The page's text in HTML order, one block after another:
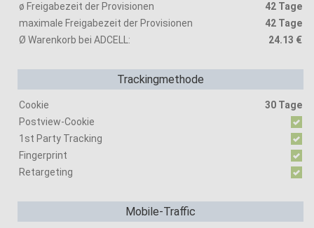
ø Freigabezeit der Provisionen
42 Tage
maximale Freigabezeit der Provisionen
42 Tage
Ø Warenkorb bei ADCELL:
24.13 €
Trackingmethode
Cookie
30 Tage
Postview-Cookie
1st Party Tracking
Fingerprint
Retargeting
Mobile-Traffic